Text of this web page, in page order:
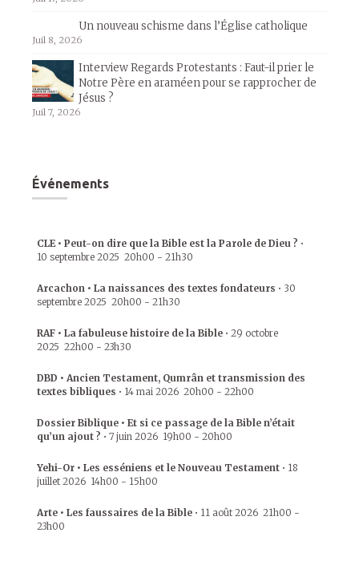
Un nouveau schisme dans l’Église catholique
Juil 8, 2026
Interview Regards Protestants : Faut-il prier le
Notre Père en araméen pour se rapprocher de
Jésus ?
Juil 7, 2026
Événements
CLE • Peut-on dire que la Bible est la Parole de Dieu ? •
10 septembre 2025 20h00 - 21h30
Arcachon • La naissances des textes fondateurs • 30
septembre 2025 20h00 - 21h30
RAF • La fabuleuse histoire de la Bible • 29 octobre
2025 22h00 - 23h30
DBD • Ancien Testament, Qumrân et transmission des
textes bibliques • 14 mai 2026 20h00 - 22h00
Dossier Biblique • Et si ce passage de la Bible n’était
qu’un ajout ? • 7 juin 2026 19h00 - 20h00
Yehi-Or • Les esséniens et le Nouveau Testament • 18
juillet 2026 14h00 - 15h00
Arte • Les faussaires de la Bible • 11 août 2026 21h00 -
23h00